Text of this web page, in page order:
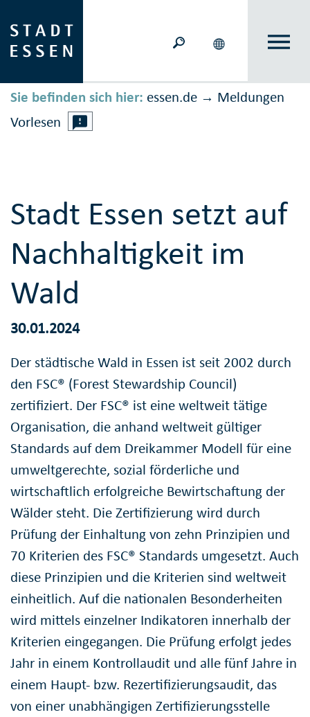
Sie befinden sich hier: essen.de → Meldungen
Vorlesen
Stadt Essen setzt auf
Nachhaltigkeit im
Wald
30.01.2024
Der städtische Wald in Essen ist seit 2002 durch
den FSC® (Forest Stewardship Council)
zertifiziert. Der FSC® ist eine weltweit tätige
Organisation, die anhand weltweit gültiger
Standards auf dem Dreikammer Modell für eine
umweltgerechte, sozial förderliche und
wirtschaftlich erfolgreiche Bewirtschaftung der
Wälder steht. Die Zertifizierung wird durch
Prüfung der Einhaltung von zehn Prinzipien und
70 Kriterien des FSC® Standards umgesetzt. Auch
diese Prinzipien und die Kriterien sind weltweit
einheitlich. Auf die nationalen Besonderheiten
wird mittels einzelner Indikatoren innerhalb der
Kriterien eingegangen. Die Prüfung erfolgt jedes
Jahr in einem Kontrollaudit und alle fünf Jahre in
einem Haupt- bzw. Rezertifizierungsaudit, das
von einer unabhängigen Zertifizierungsstelle